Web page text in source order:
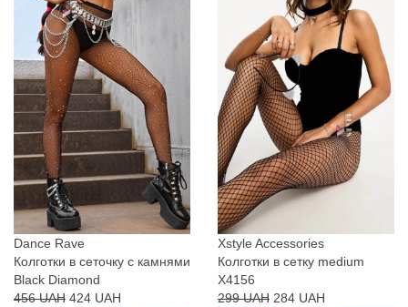
Dance Rave
Колготки в сеточку с камнями
Black Diamond
456 UAH 424 UAH
Xstyle Accessories
Колготки в сетку medium
X4156
299 UAH 284 UAH